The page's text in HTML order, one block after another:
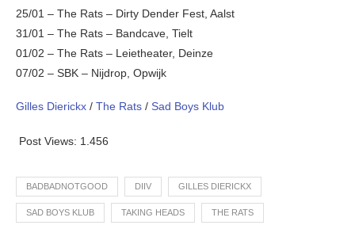
25/01 – The Rats – Dirty Dender Fest, Aalst
31/01 – The Rats – Bandcave, Tielt
01/02 – The Rats – Leietheater, Deinze
07/02 – SBK – Nijdrop, Opwijk
Gilles Dierickx / The Rats / Sad Boys Klub
Post Views: 1.456
BADBADNOTGOOD DIIV GILLES DIERICKX
SAD BOYS KLUB TAKING HEADS THE RATS